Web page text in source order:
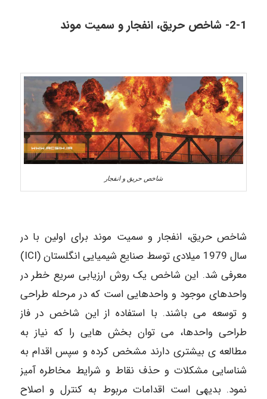
2-1- شاخص حریق، انفجار و سمیت موند
شاخص حریق و انفجار
شاخص حریق، انفجار و سمیت موند برای اولین با در
سال 1979 میلادی توسط صنایع شیمیایی انگلستان (ICI)
معرفی شد. این شاخص یک روش ارزیابی سریع خطر در
واحدهای موجود و واحدهایی است که در مرحله طراحی
و توسعه می باشند. با استفاده از این شاخص در فاز
طراحی واحدها، می توان بخش هایی را که نیاز به
مطالعه ی بیشتری دارند مشخص کرده و سپس اقدام به
شناسایی مشکلات و حذف نقاط و شرایط مخاطره آمیز
نمود. بدیهی است اقدامات مربوط به کنترل و اصلاح